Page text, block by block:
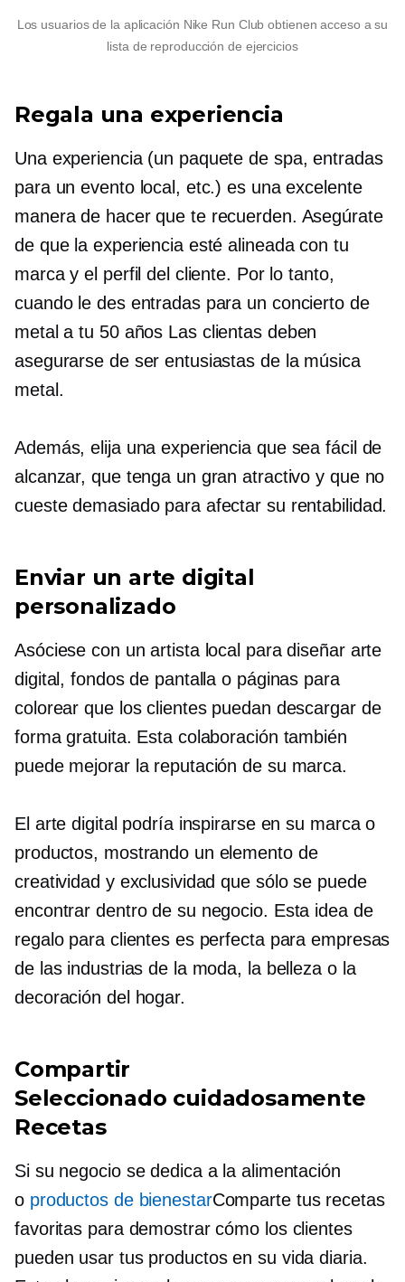
Los usuarios de la aplicación Nike Run Club obtienen acceso a su
lista de reproducción de ejercicios
Regala una experiencia
Una experiencia (un paquete de spa, entradas
para un evento local, etc.) es una excelente
manera de hacer que te recuerden. Asegúrate
de que la experiencia esté alineada con tu
marca y el perfil del cliente. Por lo tanto,
cuando le des entradas para un concierto de
metal a tu 50 años Las clientas deben
asegurarse de ser entusiastas de la música
metal.
Además, elija una experiencia que sea fácil de
alcanzar, que tenga un gran atractivo y que no
cueste demasiado para afectar su rentabilidad.
Enviar un arte digital
personalizado
Asóciese con un artista local para diseñar arte
digital, fondos de pantalla o páginas para
colorear que los clientes puedan descargar de
forma gratuita. Esta colaboración también
puede mejorar la reputación de su marca.
El arte digital podría inspirarse en su marca o
productos, mostrando un elemento de
creatividad y exclusividad que sólo se puede
encontrar dentro de su negocio. Esta idea de
regalo para clientes es perfecta para empresas
de las industrias de la moda, la belleza o la
decoración del hogar.
Compartir
Seleccionado cuidadosamente
Recetas
Si su negocio se dedica a la alimentación
o productos de bienestarComparte tus recetas
favoritas para demostrar cómo los clientes
pueden usar tus productos en su vida diaria.